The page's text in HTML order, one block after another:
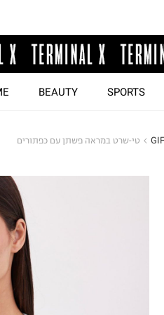
SPORTS
BEAUTY
טי-שרט במראה פשתן עם כפתורים